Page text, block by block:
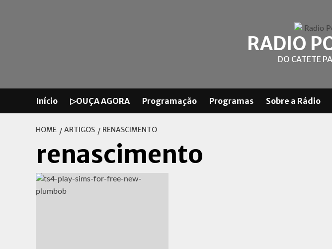
RADIO
DO CATETE
Início ▷OUÇA AGORA Programação Programas Sobre a Rádio
HOME ARTIGOS RENASCIMENTO
renascimento